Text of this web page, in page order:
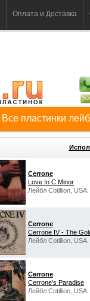
Оплата и Доставка
Все пластинки
Cerrone
Love In C Minor
Лейбл Cotillion, USA.
Cerrone
Cerrone IV - The
Лейбл Cotillion, USA.
Cerrone
Cerrone's Paradise
Лейбл Cotillion, USA.